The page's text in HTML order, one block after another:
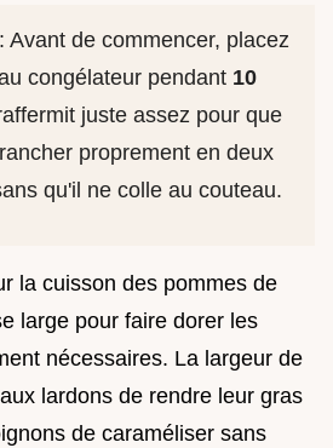
: Avant de commencer, placez
congélateur pendant 10
juste assez pour que
proprement en deux
qu'il ne colle au couteau.
la cuisson des pommes de
large pour faire dorer les
nécessaires. La largeur de
lardons de rendre leur gras
de caraméliser sans